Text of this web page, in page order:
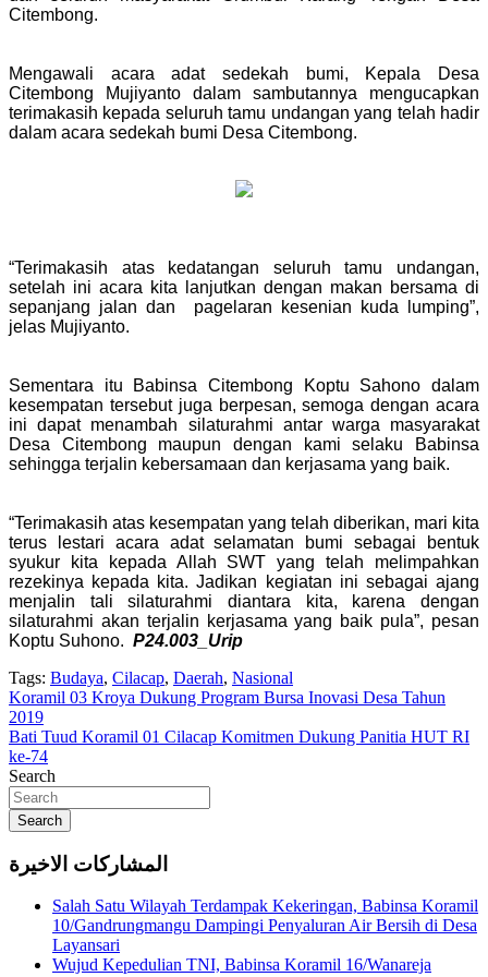
Citembong.
Mengawali acara adat sedekah bumi, Kepala Desa
Citembong Mujiyanto dalam sambutannya mengucapkan
terimakasih kepada seluruh tamu undangan yang telah hadir
dalam acara sedekah bumi Desa Citembong.
“Terimakasih atas kedatangan seluruh tamu undangan,
setelah ini acara kita lanjutkan dengan makan bersama di
sepanjang jalan dan pagelaran kesenian kuda lumping”,
jelas Mujiyanto.
Sementara itu Babinsa Citembong Koptu Sahono dalam
kesempatan tersebut juga berpesan, semoga dengan acara
ini dapat menambah silaturahmi antar warga masyarakat
Desa Citembong maupun dengan kami selaku Babinsa
sehingga terjalin kebersamaan dan kerjasama yang baik.
“Terimakasih atas kesempatan yang telah diberikan, mari kita
terus lestari acara adat selamatan bumi sebagai bentuk
syukur kita kepada Allah SWT yang telah melimpahkan
rezekinya kepada kita. Jadikan kegiatan ini sebagai ajang
menjalin tali silaturahmi diantara kita, karena dengan
silaturahmi akan terjalin kerjasama yang baik pula”, pesan
Koptu Suhono. P24.003_Urip
Tags: Budaya, Cilacap, Daerah, Nasional
Navigasi
pos
Koramil 03 Kroya Dukung Program Bursa Inovasi Desa Tahun
2019
Bati Tuud Koramil 01 Cilacap Komitmen Dukung Panitia HUT RI
ke-74
Search
Search
المشاركات الاخيرة
Salah Satu Wilayah Terdampak Kekeringan, Babinsa Koramil
10/Gandrungmangu Dampingi Penyaluran Air Bersih di Desa
Layansari
Wujud Kepedulian TNI, Babinsa Koramil 16/Wanareja